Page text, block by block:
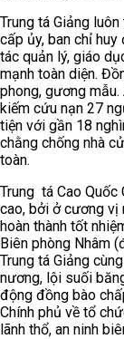
Trung tá Giảng
cấp ủy, ban chỉ
tác quản lý, giáo
mạnh toàn diện.
phong, gương
kiếm cứu nạn 27
tiện với gần 18
chằng chống nhà
toàn.
Trung tá Cao
cao, bởi ở cương vị
hoàn thành tốt
Biên phòng Nhâm
Trung tá Giảng
nương, lội suối
động đồng bào
Chính phủ về tổ
lãnh thổ, an ninh